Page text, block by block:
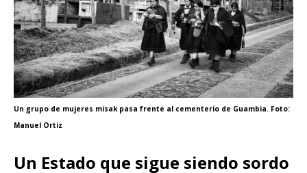
Un grupo de mujeres misak pasa frente al cementerio de Guambia. Foto:
Manuel Ortiz
Un Estado que sigue siendo sordo